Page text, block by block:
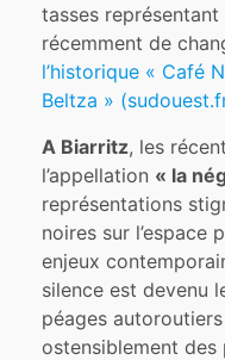
tasses
récemment de
l’historique « Café
Beltza »
A Biarritz, les
l’appellation « la
représentations
noires sur l’espace
enjeux
silence est devenu
péages
ostensiblement des